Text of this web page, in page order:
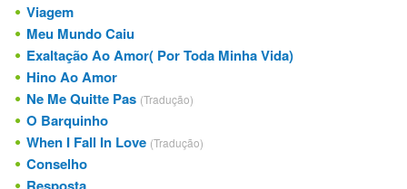
Viagem
Meu Mundo Caiu
Exaltação Ao Amor( Por Toda Minha Vida)
Hino Ao Amor
Ne Me Quitte Pas (Tradução)
O Barquinho
When I Fall In Love (Tradução)
Conselho